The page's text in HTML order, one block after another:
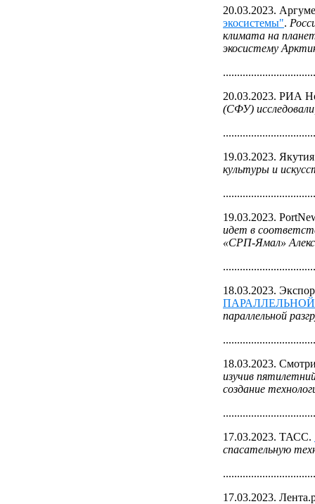
20.03.2023.
экосистемы".
климата на
экосистему
20.03.2023. РИА
(СФУ)
19.03.2023.
культуры и
19.03.2023.
идет в
«СРП-Ямал»
18.03.2023.
ПАРАЛЛЕЛЬНОЙ
параллельной
18.03.2023.
изучив
создание
17.03.2023. ТАСС.
спасательную
17.03.2023.